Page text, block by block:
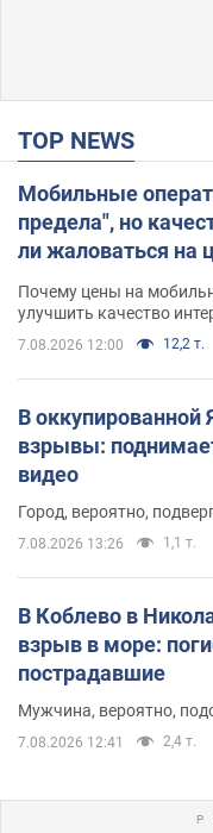
TOP NEWS
Мобильные
предела", но
ли жаловаться на
Почему цены на
улучшить качество
7.08.2026 12:00 12,2 т.
В
взрывы:
видео
Город, вероятно,
7.08.2026 13:26 1,1 т.
В Коблево в
взрыв в море:
пострадавшие
Мужчина, вероятно,
7.08.2026 12:41 2,4 т.